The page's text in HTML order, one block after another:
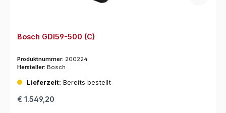
Bosch GDI59-500 (C)
Produktnummer: 200224
Hersteller: Bosch
Lieferzeit: Bereits bestellt
€ 1.549,20